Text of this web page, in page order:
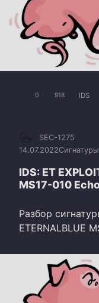
0 918 IDS
SEC-1275
14.07.2022Сигнатуры
IDS: ET
MS17-010
Разбор
ETERNALBLUE